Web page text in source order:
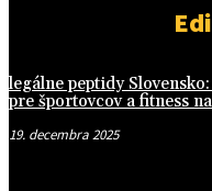
legálne peptidy
pre športovcov a fitness
19. decembra 2025